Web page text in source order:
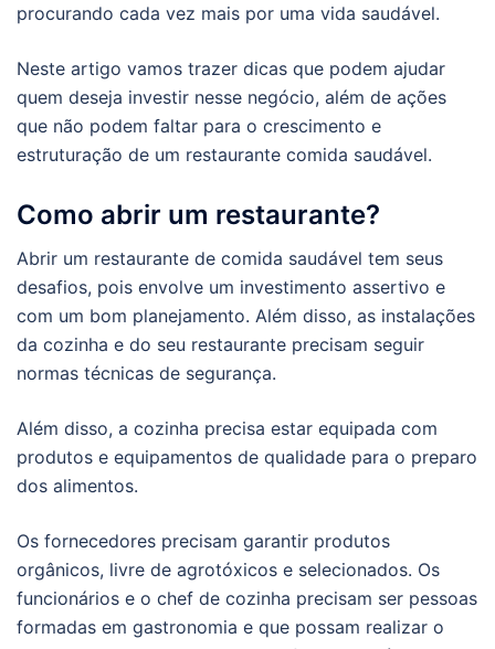
procurando cada vez mais por uma vida saudável.
Neste artigo vamos trazer dicas que podem ajudar
quem deseja investir nesse negócio, além de ações
que não podem faltar para o crescimento e
estruturação de um restaurante comida saudável.
Como abrir um restaurante?
Abrir um restaurante de comida saudável tem seus
desafios, pois envolve um investimento assertivo e
com um bom planejamento. Além disso, as instalações
da cozinha e do seu restaurante precisam seguir
normas técnicas de segurança.
Além disso, a cozinha precisa estar equipada com
produtos e equipamentos de qualidade para o preparo
dos alimentos.
Os fornecedores precisam garantir produtos
orgânicos, livre de agrotóxicos e selecionados. Os
funcionários e o chef de cozinha precisam ser pessoas
formadas em gastronomia e que possam realizar o